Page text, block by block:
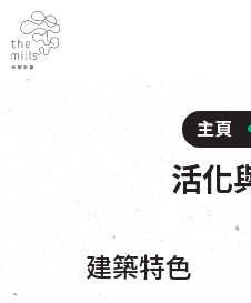
活動場地
所有活動
世界之約
活化與保育
主頁
活化
建築特色